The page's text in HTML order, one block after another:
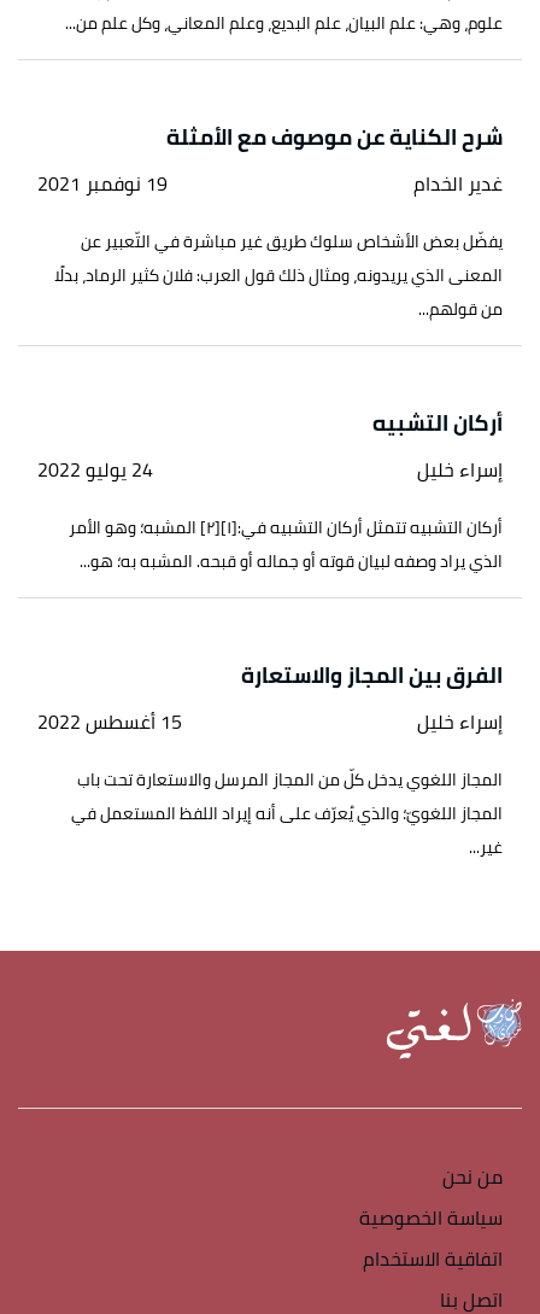
علوم، وهي: علم البيان، علم البديع، وعلم المعاني، وكل علم من...
شرح الكناية عن موصوف مع الأمثلة
غدير الخدام 19 نوفمبر 2021
يفضّل بعض الأشخاص سلوك طريق غير مباشرة في التّعبير عن
المعنى الذي يريدونه، ومثال ذلك قول العرب: فلان كثير الرماد، بدلًا
من قولهم...
أركان التشبيه
إسراء خليل 24 يوليو 2022
أركان التشبيه تتمثل أركان التشبيه في:[١][٢] المشبه؛ وهو الأمر
الذي يراد وصفه لبيان قوته أو جماله أو قبحه. المشبه به؛ هو...
الفرق بين المجاز والاستعارة
إسراء خليل 15 أغسطس 2022
المجاز اللغوي يدخل كلّ من المجاز المرسل والاستعارة تحت باب
المجاز اللغويّ؛ والذي يُعرّف على أنه إيراد اللفظ المستعمل في
غير...
من نحن
سياسة الخصوصية
اتفاقية الاستخدام
اتصل بنا